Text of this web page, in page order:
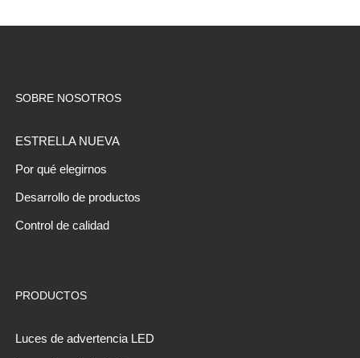
SOBRE NOSOTROS
ESTRELLA NUEVA
Por qué elegirnos
Desarrollo de productos
Control de calidad
PRODUCTOS
Luces de advertencia LED